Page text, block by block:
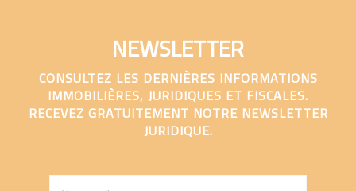
NEWSLETTER
CONSULTEZ LES DERNIÈRES INFORMATIONS
IMMOBILIÈRES, JURIDIQUES ET FISCALES.
RECEVEZ GRATUITEMENT NOTRE NEWSLETTER
JURIDIQUE.